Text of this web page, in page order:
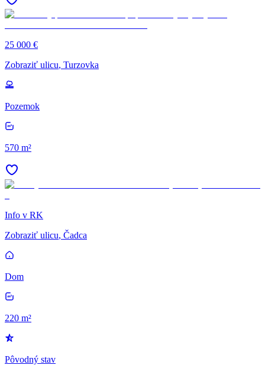
25 000 €
Zobraziť ulicu, Turzovka
Pozemok
570 m²
Info v RK
Zobraziť ulicu, Čadca
Dom
220 m²
Pôvodný stav